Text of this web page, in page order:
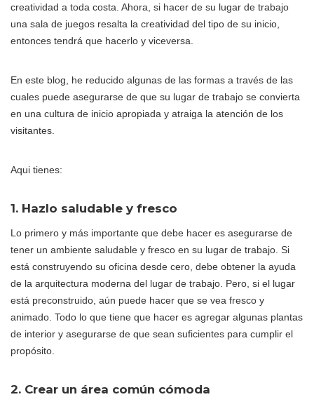
creatividad a toda costa. Ahora, si hacer de su lugar de trabajo
una sala de juegos resalta la creatividad del tipo de su inicio,
entonces tendrá que hacerlo y viceversa.
En este blog, he reducido algunas de las formas a través de las
cuales puede asegurarse de que su lugar de trabajo se convierta
en una cultura de inicio apropiada y atraiga la atención de los
visitantes.
Aqui tienes:
1. Hazlo saludable y fresco
Lo primero y más importante que debe hacer es asegurarse de
tener un ambiente saludable y fresco en su lugar de trabajo. Si
está construyendo su oficina desde cero, debe obtener la ayuda
de la arquitectura moderna del lugar de trabajo. Pero, si el lugar
está preconstruido, aún puede hacer que se vea fresco y
animado. Todo lo que tiene que hacer es agregar algunas plantas
de interior y asegurarse de que sean suficientes para cumplir el
propósito.
2. Crear un área común cómoda